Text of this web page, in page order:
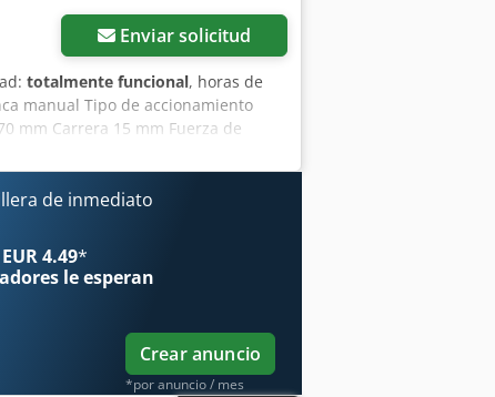
Enviar solicitud
totalmente funcional, horas de
manual Tipo de accionamiento
mm Carrera 15 mm Fuerza de
de la palanca 330 N Orificio
desmontable Crodpfozn N
Guía ajustable sin holgura
derecha en 360° Ajuste de altura
NM Color estándar RAL 7035 Peso
de inmediato
4.49*
le esperan
Crear anuncio
*por anuncio / mes